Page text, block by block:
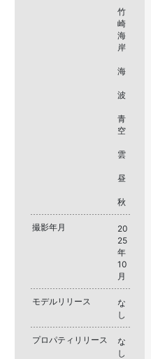
竹
崎
海
岸
海
波
青
空
雲
昼
秋
撮影年月
20
25
年
10
月
モデルリリース
な
し
プロパティリリース
な
し